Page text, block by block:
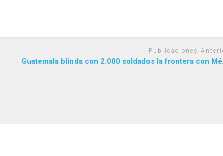
Publicaciones
Guatemala blinda con 2.000 soldados la frontera con